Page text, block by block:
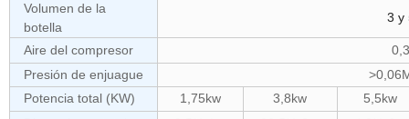
Volumen de la
botella
3 y
Aire del compresor
Presión de enjuague
Potencia total (KW)
1,75kw 3,8kw
5,5kw